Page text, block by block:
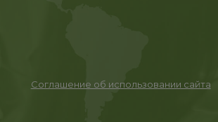
Соглашение об использовании сайта